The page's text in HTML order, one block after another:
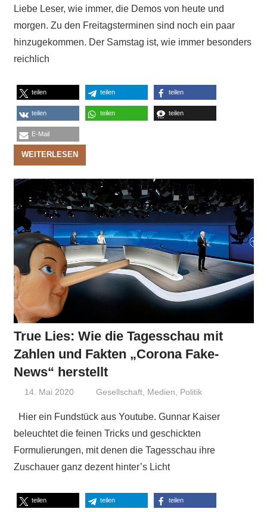
Liebe Leser, wie immer, die Demos von heute und
morgen. Zu den Freitagsterminen sind noch ein paar
hinzugekommen. Der Samstag ist, wie immer besonders
reichlich
teilen teilen teilen
teilen teilen teilen
E-Mail
WEITERLESEN
True Lies: Wie die Tagesschau mit
Zahlen und Fakten „Corona Fake-
News“ herstellt
14. Mai 2020 Niki Vogt
Gesellschaft Medien Politik
Hier ein Fundstück aus Youtube. Gunnar Kaiser
beleuchtet die feinen Tricks und geschickten
Formulierungen, mit denen die Tagesschau ihre
Zuschauer ganz dezent hinter’s Licht
teilen teilen teilen